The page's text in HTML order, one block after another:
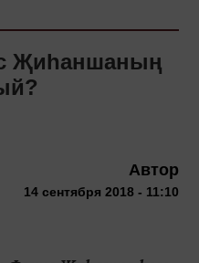
Җиһаншаның
Автор
14 сентября 2018 - 11:10